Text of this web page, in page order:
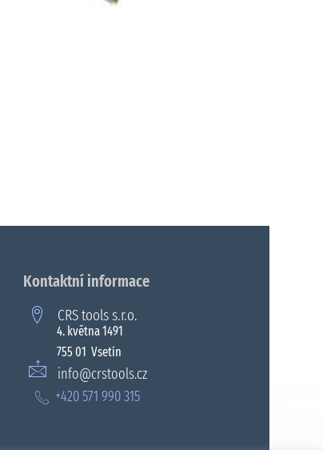
Kontaktní informace
CRS tools s.r.o.
4. května 1491
755 01 Vsetín
info@crstools.cz
+420 571 990 315